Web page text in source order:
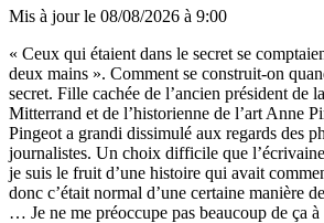
Mis à jour le 08/08/2026 à 9:00
« Ceux qui étaient dans le secret se
deux mains ». Comment se construit-on
secret. Fille cachée de l’ancien président de
Mitterrand et de l’historienne de l’art Anne
Pingeot a grandi dissimulé aux regards des
journalistes. Un choix difficile que
je suis le fruit d’une histoire qui avait
donc c’était normal d’une certaine manière
… Je ne me préoccupe pas beaucoup de ça à